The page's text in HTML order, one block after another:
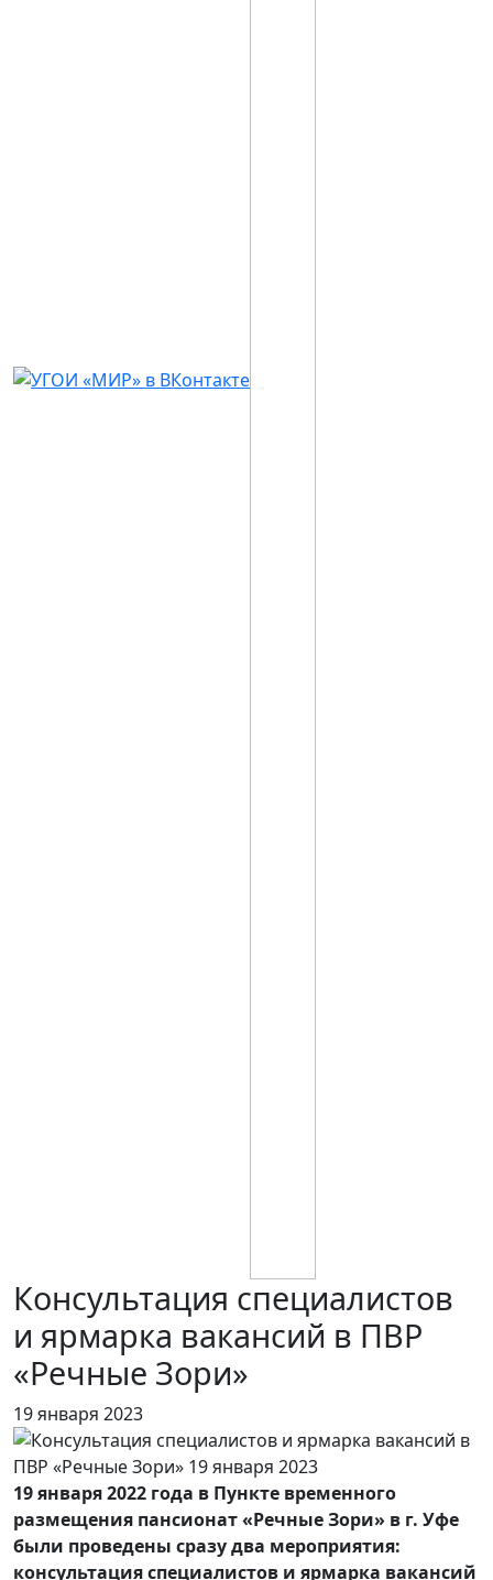
Консультация специалистов
и ярмарка вакансий в ПВР
«Речные Зори»
19 января 2023
19 января 2022 года в Пункте временного
размещения пансионат «Речные Зори» в г. Уфе
были проведены сразу два мероприятия:
консультация специалистов и ярмарка вакансий